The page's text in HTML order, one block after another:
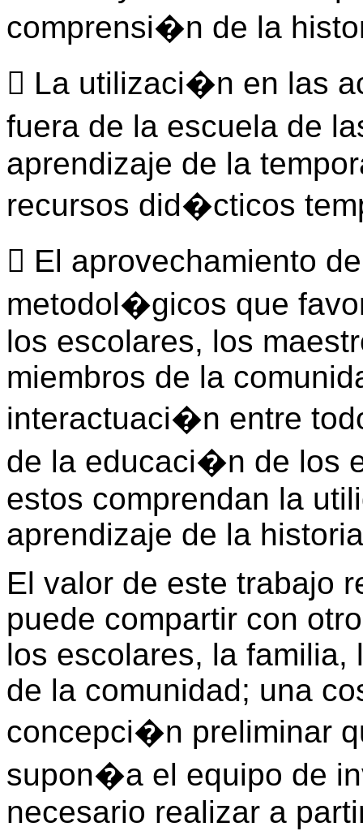
comprensi�n de la
 La utilizaci�n en las
fuera de la escuela de
aprendizaje de la
recursos did�cticos
 El aprovechamiento
metodol�gicos que
los escolares, los
miembros de la
interactuaci�n entre
de la educaci�n de los
estos comprendan la
aprendizaje de la
El valor de este trabajo
puede compartir con
los escolares, la familia,
de la comunidad; una
concepci�n preliminar
supon�a el equipo de
necesario realizar a